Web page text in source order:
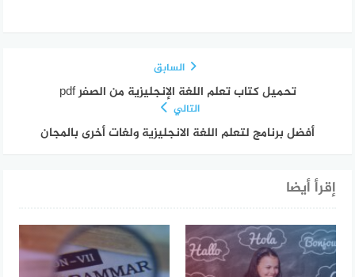
السابق
تحميل كتاب تعلم اللغة الإنجليزية من الصفر pdf
التالي
أفضل برنامج لتعلم اللغة الانجليزية ولغات أخرى بالمجان
إقرأ أيضا